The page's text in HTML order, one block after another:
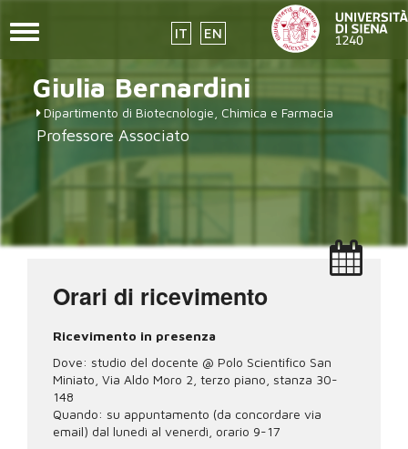
contenuto
principale
IT EN
Toggle
Giulia Bernardini
Dipartimento di Biotecnologie, Chimica e Farmacia
Professore Associato
Orari di ricevimento
Ricevimento in presenza
Dove: studio del docente @ Polo Scientifico San
Miniato, Via Aldo Moro 2, terzo piano, stanza 30-
148
Quando: su appuntamento (da concordare via
email) dal lunedì al venerdì, orario 9-17